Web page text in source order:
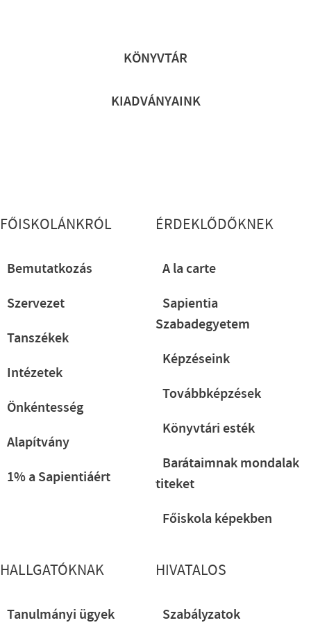
KÖNYVTÁR
KIADVÁNYAINK
FŐISKOLÁNKRÓL
Bemutatkozás
Szervezet
Tanszékek
Intézetek
Önkéntesség
Alapítvány
1% a Sapientiáért
ÉRDEKLŐDŐKNEK
A la carte
Sapientia
Szabadegyetem
Képzéseink
Továbbképzések
Könyvtári esték
Barátaimnak mondalak
titeket
Főiskola képekben
HALLGATÓKNAK
Tanulmányi ügyek
HIVATALOS
Szabályzatok